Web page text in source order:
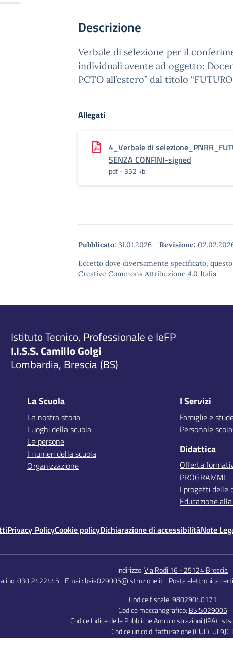
Descrizione
Verbale di selezione per il
individuali avente ad oggetto:
PCTO all’estero” dal titolo
Allegati
4_Verbale di
SENZA CONFINI-signed
pdf - 352 kb
Pubblicato: 31.01.2026 - Revisione:
Eccetto dove diversamente specificato,
Creative Commons Attribuzione 4.0 Italia.
Istituto Tecnico, Professionale e IeFP
I.I.S.S. Camillo Golgi
Lombardia, Brescia (BS)
La Scuola
La nostra storia
Luoghi della scuola
Le persone
I numeri della scuola
Organizzazione
I Servizi
Famiglie e
Personale
Didattica
Offerta
PROGRAMMI
I progetti delle
Educazione
Privacy PolicyCookie policyDichiarazione di accessibilitàNote
Indirizzo:Via Rodi 16 - 25124 Brescia
030.2422445 Email: bsis029005@istruzione.it Posta elettronica
Codice fiscale: 98029040171
Codice meccanografico: BSIS029005
Codice Indice delle Pubbliche Amministrazioni (IPA):
Codice unico di fatturazione (CUF):